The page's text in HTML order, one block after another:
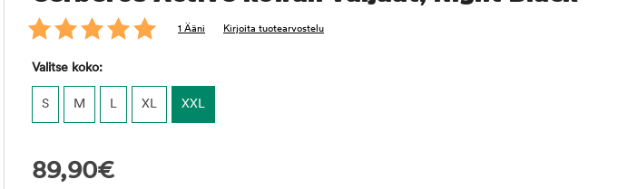
1 Ääni Kirjoita tuotearvostelu
Valitse koko:
S M L XL XXL
89,90€